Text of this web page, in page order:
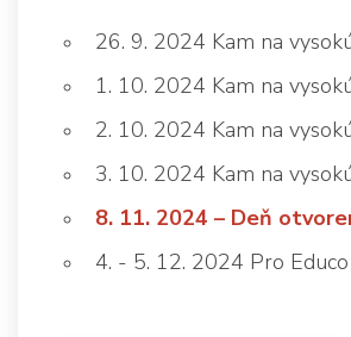
26. 9. 2024 Kam na
1. 10. 2024 Kam na
2. 10. 2024 Kam na
3. 10. 2024 Kam na
8. 11. 2024 – Deň
4. - 5. 12. 2024 Pro Educo